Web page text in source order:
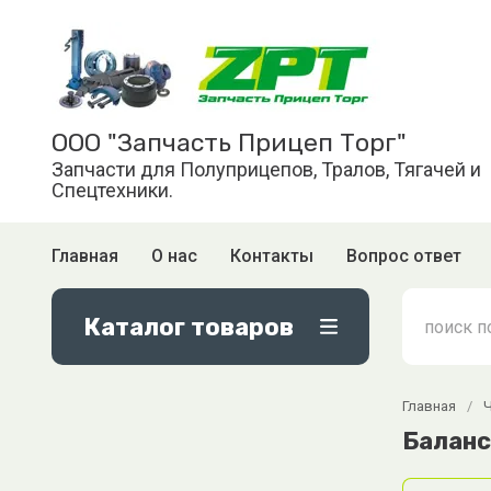
ООО "Запчасть Прицеп Торг"
Запчасти для Полуприцепов, Тралов, Тягачей и
Спецтехники.
Главная О нас Контакты Вопрос ответ
Каталог товаров
Главная /